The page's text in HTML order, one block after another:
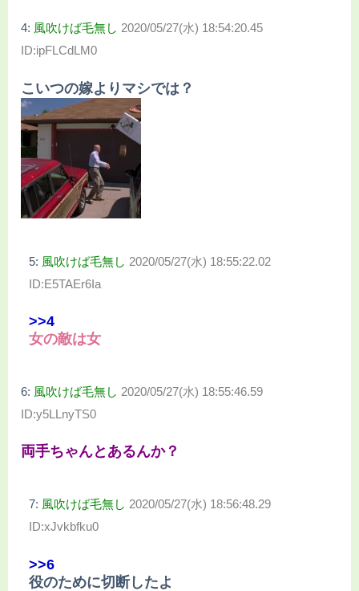
4: 風吹けば毛無し 2020/05/27(水) 18:54:20.45
ID:ipFLCdLM0
こいつの嫁よりマシでは？
5: 風吹けば毛無し 2020/05/27(水) 18:55:22.02
ID:E5TAEr6Ia
>>4
女の敵は女
6: 風吹けば毛無し 2020/05/27(水) 18:55:46.59
ID:y5LLnyTS0
両手ちゃんとあるんか？
7: 風吹けば毛無し 2020/05/27(水) 18:56:48.29
ID:xJvkbfku0
>>6
役のために切断したよ